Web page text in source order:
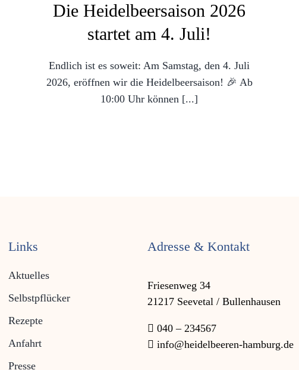
Die Heidelbeersaison 2026
startet am 4. Juli!
Endlich ist es soweit: Am Samstag, den 4. Juli
2026, eröffnen wir die Heidelbeersaison! 🎉 Ab
10:00 Uhr können [...]
Links
Aktuelles
Selbstpflücker
Rezepte
Anfahrt
Presse
Adresse & Kontakt
Friesenweg 34
21217 Seevetal / Bullenhausen
040 – 234567
info@heidelbeeren-hamburg.de